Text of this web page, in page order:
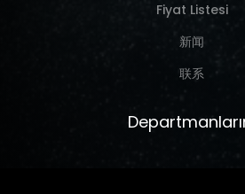
Fiyat Listesi
新闻
联系